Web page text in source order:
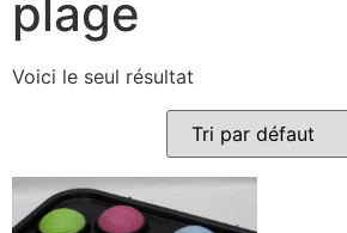
plage
Voici le seul résultat